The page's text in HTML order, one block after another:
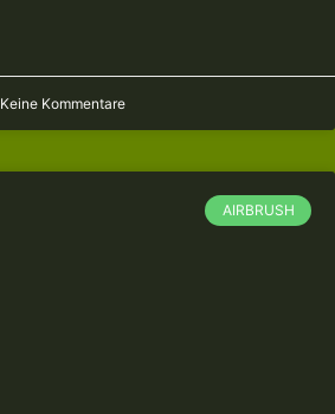
Keine Kommentare
AIRBRUSH